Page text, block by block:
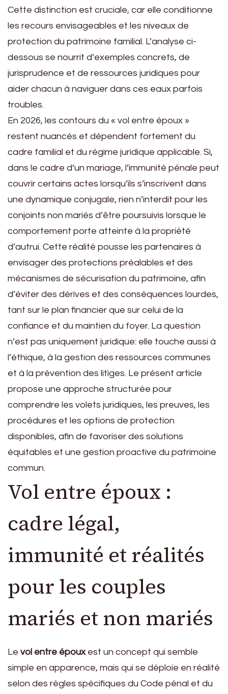
Cette distinction est cruciale, car elle conditionne
les recours envisageables et les niveaux de
protection du patrimoine familial. L’analyse ci-
dessous se nourrit d’exemples concrets, de
jurisprudence et de ressources juridiques pour
aider chacun à naviguer dans ces eaux parfois
troubles.
En 2026, les contours du « vol entre époux »
restent nuancés et dépendent fortement du
cadre familial et du régime juridique applicable. Si,
dans le cadre d’un mariage, l’immunité pénale peut
couvrir certains actes lorsqu’ils s’inscrivent dans
une dynamique conjugale, rien n’interdit pour les
conjoints non mariés d’être poursuivis lorsque le
comportement porte atteinte à la propriété
d’autrui. Cette réalité pousse les partenaires à
envisager des protections préalables et des
mécanismes de sécurisation du patrimoine, afin
d’éviter des dérives et des conséquences lourdes,
tant sur le plan financier que sur celui de la
confiance et du maintien du foyer. La question
n’est pas uniquement juridique: elle touche aussi à
l’éthique, à la gestion des ressources communes
et à la prévention des litiges. Le présent article
propose une approche structurée pour
comprendre les volets juridiques, les preuves, les
procédures et les options de protection
disponibles, afin de favoriser des solutions
équitables et une gestion proactive du patrimoine
commun.
Vol entre époux :
cadre légal,
immunité et réalités
pour les couples
mariés et non mariés
Le vol entre épouxest un concept qui semble
simple en apparence, mais qui se déploie en réalité
selon des règles spécifiques du Code pénal et du